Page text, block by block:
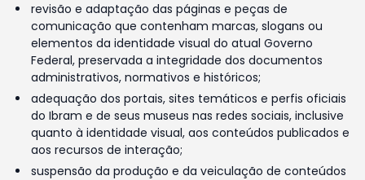
revisão e adaptação das páginas e peças de
comunicação que contenham marcas, slogans ou
elementos da identidade visual do atual Governo
Federal, preservada a integridade dos documentos
administrativos, normativos e históricos;
adequação dos portais, sites temáticos e perfis oficiais
do Ibram e de seus museus nas redes sociais, inclusive
quanto à identidade visual, aos conteúdos publicados e
aos recursos de interação;
suspensão da produção e da veiculação de conteúdos